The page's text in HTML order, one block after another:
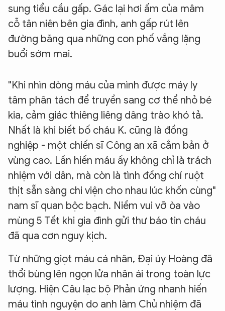
sung tiểu cầu gấp. Gác lại hơi ấm của mâm
cỗ tân niên bên gia đình, anh gấp rút lên
đường băng qua những con phố vắng lặng
buổi sớm mai.
"Khi nhìn dòng máu của mình được máy ly
tâm phân tách để truyền sang cơ thể nhỏ bé
kia, cảm giác thiêng liêng dâng trào khó tả.
Nhất là khi biết bố cháu K. cũng là đồng
nghiệp - một chiến sĩ Công an xã cắm bản ở
vùng cao. Lần hiến máu ấy không chỉ là trách
nhiệm với dân, mà còn là tình đồng chí ruột
thịt sẵn sàng chi viện cho nhau lúc khốn cùng"
nam sĩ quan bộc bạch. Niềm vui vỡ òa vào
mùng 5 Tết khi gia đình gửi thư báo tin cháu
đã qua cơn nguy kịch.
Từ những giọt máu cá nhân, Đại úy Hoàng đã
thổi bùng lên ngọn lửa nhân ái trong toàn lực
lượng. Hiện Câu lạc bộ Phản ứng nhanh hiến
máu tình nguyện do anh làm Chủ nhiệm đã